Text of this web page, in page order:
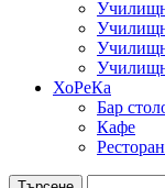
ХоРеКа
Бар
Кафе